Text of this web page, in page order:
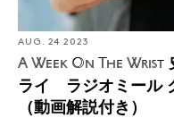
AUG. 24 2023
A Week On The Wrist
ライ ラジオミール
（動画解説付き）